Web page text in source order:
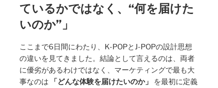
ているかではなく、“何を届けた
いのか”」
ここまで6日間にわたり、K-POPとJ-POPの設計思想
の違いを見てきました。結論として言えるのは、両者
に優劣があるわけではなく、マーケティングで最も大
事なのは
「どんな体験を届けたいのか」
を最初に定義